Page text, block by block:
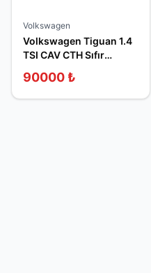
Volkswagen
Volkswagen Tiguan 1.4
TSI CAV CTH Sıfır
90000 ₺